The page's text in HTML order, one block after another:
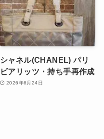
シャネル(CHANEL) パリ
ビアリッツ・持ち手再作成
2026年6月24日